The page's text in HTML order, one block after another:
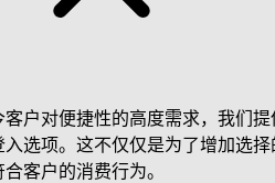
户对便捷性的高度需求，我们提
选项。这不仅仅是为了增加选择
客户的消费行为。